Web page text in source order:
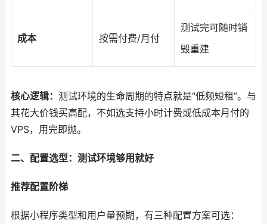
成本 按需付费/月付
测试完可随时销
毁重建
核心逻辑： 测试环境的生命周期的特点就是“低频短租”。与
其花大价钱买高配，不如选支持小时计费或低成本月付的
VPS，用完即抛。
二、配置选型：测试环境够用就好
推荐配置阶梯
根据小程序类型和用户量预期，有三种配置方案可选：